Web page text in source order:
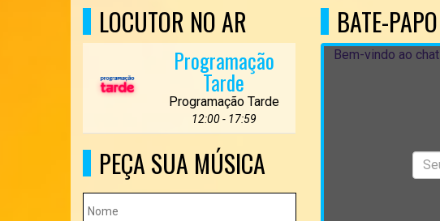
LOCUTOR NO AR
Programação
Tarde
Programação Tarde
12:00 - 17:59
PEÇA SUA MÚSICA
BATE-PAPO
Bem-vindo ao chat